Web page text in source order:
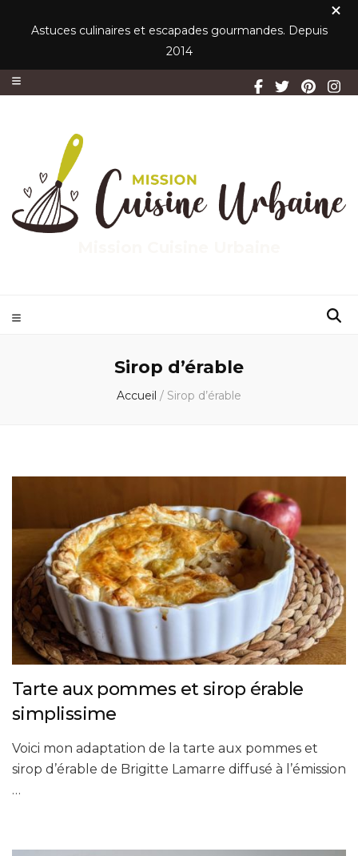
Astuces culinaires et escapades gourmandes. Depuis
2014
Sirop d’érable
Accueil / Sirop d’érable
Tarte aux pommes et sirop érable
simplissime
Voici mon adaptation de la tarte aux pommes et
sirop d’érable de Brigitte Lamarre diffusé à l’émission
…